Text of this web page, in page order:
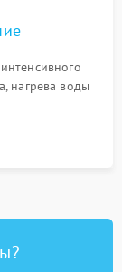
нагрева воды
шумов,
поддоне.